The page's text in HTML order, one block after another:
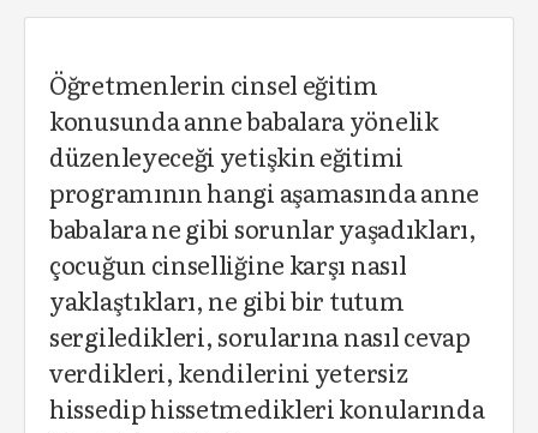
Öğretmenlerin cinsel eğitim
konusunda anne babalara yönelik
düzenleyeceği yetişkin eğitimi
programının hangi aşamasında anne
babalara ne gibi sorunlar yaşadıkları,
çocuğun cinselliğine karşı nasıl
yaklaştıkları, ne gibi bir tutum
sergiledikleri, sorularına nasıl cevap
verdikleri, kendilerini yetersiz
hissedip hissetmedikleri konularında